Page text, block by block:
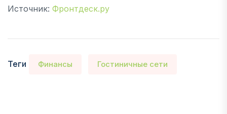
Источник: Фронтдеск.ру
Теги Финансы Гостиничные сети